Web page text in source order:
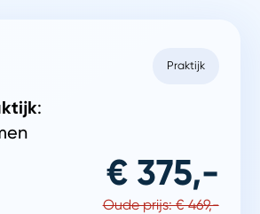
Praktijk
:
€ 375,-
Oude prijs: € 469,-